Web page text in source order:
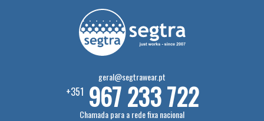
geral@segtrawear.pt
+351 967 233 722
Chamada para a rede fixa nacional